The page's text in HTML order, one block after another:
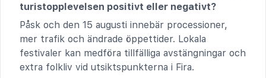
turistopplevelsen positivt eller negativt?
Påsk och den 15 augusti innebär processioner,
mer trafik och ändrade öppettider. Lokala
festivaler kan medföra tillfälliga avstängningar och
extra folkliv vid utsiktspunkterna i Fira.